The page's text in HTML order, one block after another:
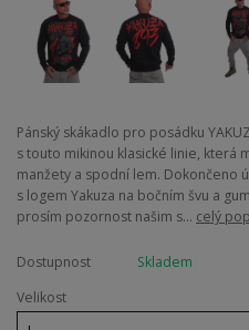
Pánský skákadlo pro posádku
s touto mikinou klasické linie, která
manžety a spodní lem. Dokončeno
s logem Yakuza na bočním švu a
prosím pozornost našim s... celý
Dostupnost
Skladem
Velikost